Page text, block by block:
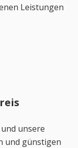
Leistungen
unsere
und günstigen